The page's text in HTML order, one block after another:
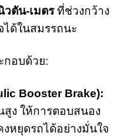
วตัน-เมตรที่ช่วงกว้าง
ได้ในสมรรถนะ
กอบด้วย:
Booster Brake):
สูง ให้การตอบสนอง
หยุดรถได้อย่างมั่นใจ